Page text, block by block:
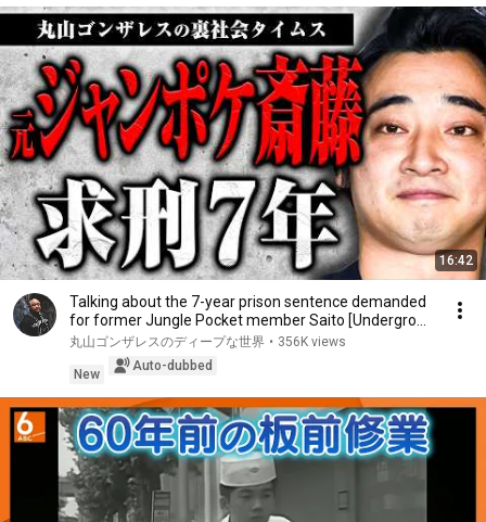
16:42
Talking about the 7-year prison sentence demanded
for former Jungle Pocket member Saito [Undergro...
丸山ゴンザレスのディープな世界 • 356K views
New
Auto-dubbed